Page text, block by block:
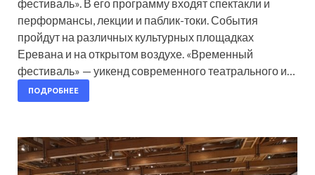
фестиваль». В его программу входят спектакли и
перформансы, лекции и паблик-токи. События
пройдут на различных культурных площадках
Еревана и на открытом воздухе. «Временный
фестиваль» — уикенд современного театрального и…
ПОДРОБНЕЕ